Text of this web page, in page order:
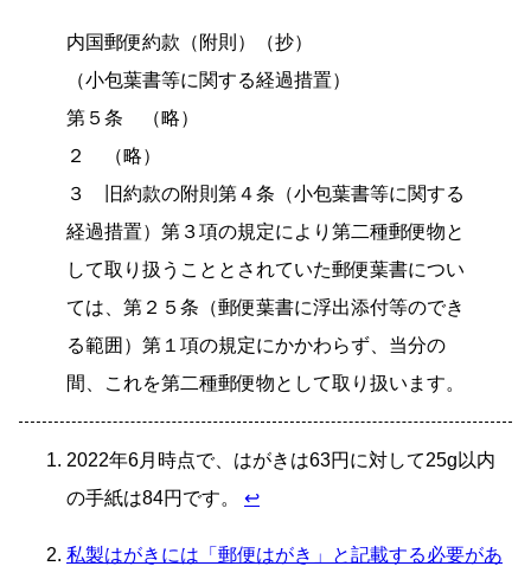
内国郵便約款（附則）（抄）
（小包葉書等に関する経過措置）
第５条 （略）
２ （略）
３ 旧約款の附則第４条（小包葉書等に関する
経過措置）第３項の規定により第二種郵便物と
して取り扱うこととされていた郵便葉書につい
ては、第２５条（郵便葉書に浮出添付等のでき
る範囲）第１項の規定にかかわらず、当分の
間、これを第二種郵便物として取り扱います。
2022年6月時点で、はがきは63円に対して25g以内
の手紙は84円です。 ↩
私製はがきには「郵便はがき」と記載する必要があ